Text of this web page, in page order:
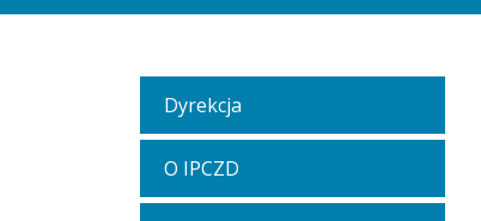
Dyrekcja
O IPCZD